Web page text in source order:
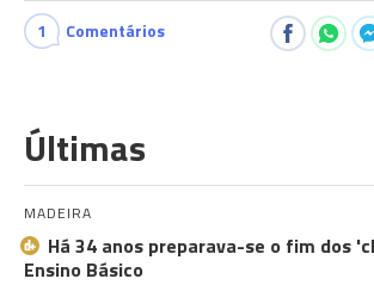
1 Comentários
Últimas
MADEIRA
Há 34 anos preparava-se o fim dos
Ensino Básico